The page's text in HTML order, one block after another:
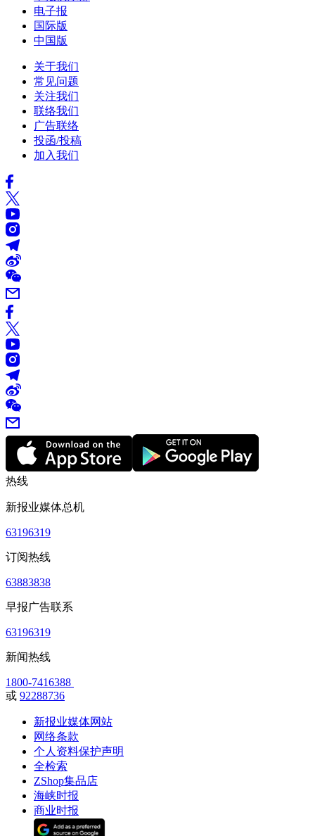
电子报
国际版
中国版
关于我们
常见问题
关注我们
联络我们
广告联络
投函/投稿
加入我们
热线
新报业媒体总机
63196319
订阅热线
63883838
早报广告联系
63196319
新闻热线
1800-7416388
或 92288736
新报业媒体网站
网络条款
个人资料保护声明
全检索
ZShop集品店
海峡时报
商业时报